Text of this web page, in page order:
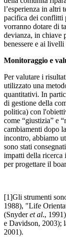
l’esperienza in altri
pacifica dei conflitti
vorranno dotare di
devianza, in chiave
benessere e ai
Monitoraggio e
Per valutare i
utilizzato una
quantitativi. In
di gestione della
politica) con
come “giustizia” e
cambiamenti dopo
incontro, abbiamo
sono stati
impatti della ricerca
per progettare il
[1]Gli strumenti
1988), "Life
(Snyderet al.,
e Davidson, 2003);
2001).